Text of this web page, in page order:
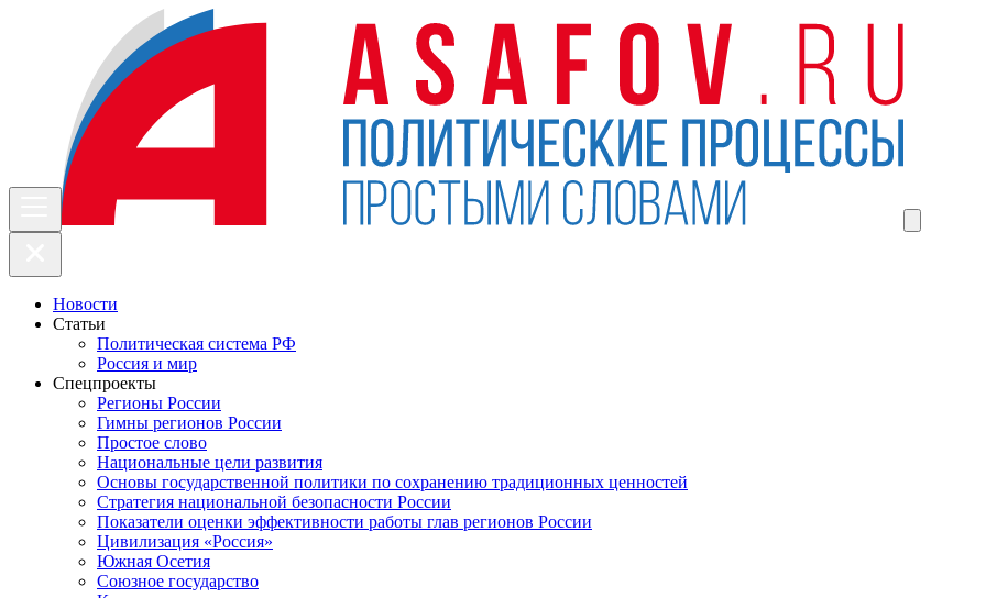
Новости
Статьи
Политическая система РФ
Россия и мир
Спецпроекты
Регионы России
Гимны регионов России
Простое слово
Национальные цели развития
Основы государственной политики по сохранению традиционных ценностей
Стратегия национальной безопасности России
Показатели оценки эффективности работы глав регионов России
Цивилизация «Россия»
Южная Осетия
Союзное государство